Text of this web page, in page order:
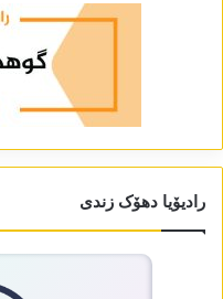
رادیۆیا دھۆک زندی